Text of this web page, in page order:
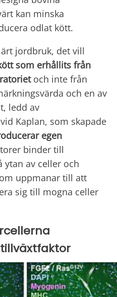
kan minska
odlat kött.
jordbruk, det vill
som erhållits från
och inte från
och en av
ledd av
Kaplan, som skapade
egen
binder till
ytan av celler och
uppmanar till att
sig till mogna celler